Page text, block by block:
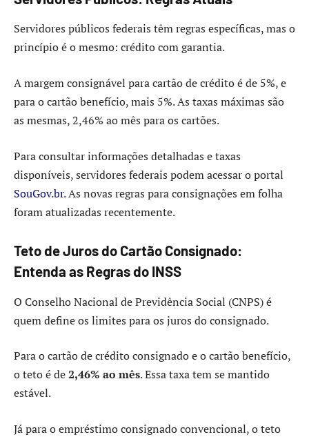
Servidores públicos federais têm regras específicas, mas o
princípio é o mesmo: crédito com garantia.
A margem consignável para cartão de crédito é de 5%, e
para o cartão benefício, mais 5%. As taxas máximas são
as mesmas, 2,46% ao mês para os cartões.
Para consultar informações detalhadas e taxas
disponíveis, servidores federais podem acessar o portal
SouGov.br. As novas regras para consignações em folha
foram atualizadas recentemente.
Teto de Juros do Cartão Consignado:
Entenda as Regras do INSS
O Conselho Nacional de Previdência Social (CNPS) é
quem define os limites para os juros do consignado.
Para o cartão de crédito consignado e o cartão benefício,
o teto é de2,46% ao mês. Essa taxa tem se mantido
estável.
Já para o empréstimo consignado convencional, o teto